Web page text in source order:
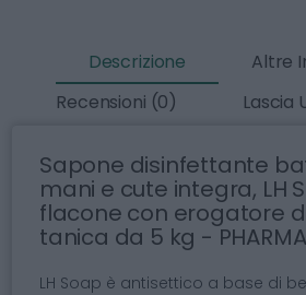
Descrizione
Altre
Recensioni (0)
Lascia
Sapone disinfettante
mani e cute integra, LH
flacone con erogatore
tanica da 5 kg -
LH Soap è antisettico a base di